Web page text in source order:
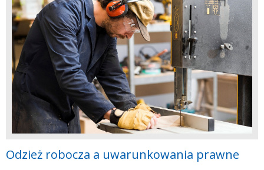
Odzież robocza a uwarunkowania prawne